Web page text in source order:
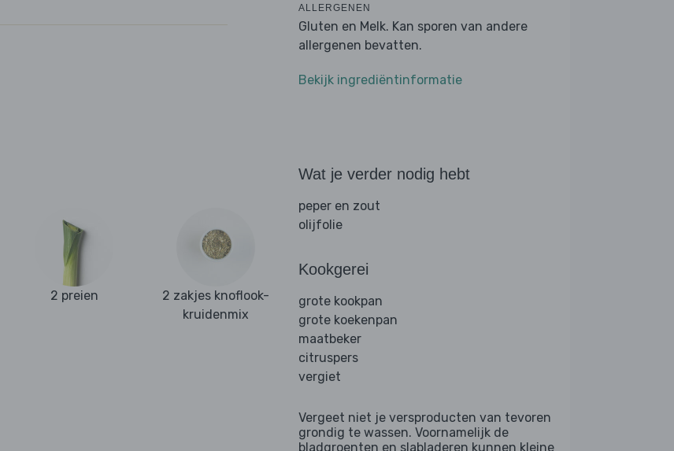
ALLERGENEN
Gluten en Melk. Kan sporen van andere
allergenen bevatten.
Bekijk ingrediëntinformatie
2 preien
2 zakjes knoflook-
kruidenmix
Wat je verder nodig hebt
peper en zout
olijfolie
Kookgerei
grote kookpan
grote koekenpan
maatbeker
citruspers
vergiet
Vergeet niet je versproducten van tevoren
grondig te wassen. Voornamelijk de
bladgroenten en slabladeren kunnen kleine